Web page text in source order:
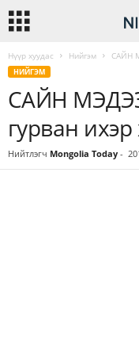
Нүүр хуудас Нийгэм САЙН
НИЙГЭМ
САЙН
гурван
Нийтлэгч Mongolia Today -